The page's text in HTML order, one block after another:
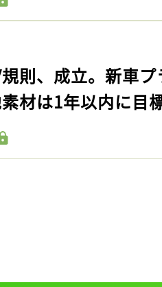
規則、成立。新車
材は1年以内に目